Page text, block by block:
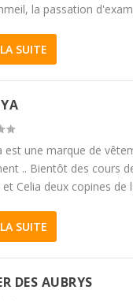
la passation
SUITE
est une marque de
.. Bientôt des cours
et Celia deux copines de
SUITE
DES AUBRYS